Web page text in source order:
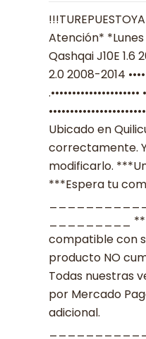
Atención*
Qashqai J10E
2.0 2008-2014
Ubicado en
correctamente.
modificarlo.
***Espera tu
_________ ***
compatible con
producto NO
Todas nuestras
por Mercado
adicional.